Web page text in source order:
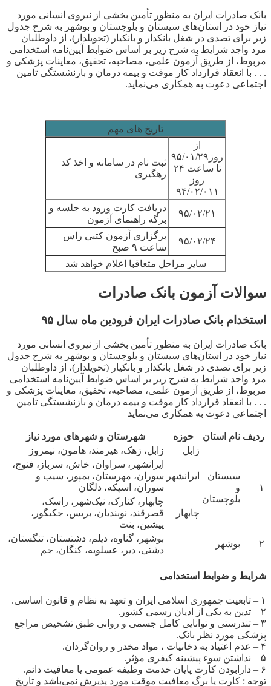
بانک صادرات ایران به منظور تأمین بخشی از نیروی انسانی مورد
نیاز خود در استان‌های سیستان و بلوچستان و بوشهر به شرح جدول
زیر برای تصدی در شغل بانکدار و بانکیار (تحویلدار)، از داوطلبان
مرد واجد شرایط به شرح زیر بر اساس ضوابط آیین‌نامه استخدامی
مربوط، از طریق آزمون علمی، مصاحبه، تحقیق، معاینات پزشکی و
. . . با انعقاد قرارداد کار موقت و بیمه درمان و بازنشستگی تامین
اجتماعی دعوت به همکاری می‌نماید.
تاریخ های مهم
از
روز ۹۵/۰۱/۲۹
تا ساعت ۲۴
روز
۹۴/۰۲/۰۱۱
ثبت نام در سامانه و اخذ کد
رهگیری
۹۵/۰۲/۲۱
دریافت کارت ورود به جلسه و
برگه راهنمای آزمون
۹۵/۰۲/۲۴
برگزاری آزمون کتبی راس
ساعت ۹ صبح
سایر مراحل متعاقبا اعلام خواهد شد
سوالات آزمون بانک صادرات
استخدام بانک صادرات ایران فرودین ماه سال ۹۵
بانک صادرات ایران به منظور تأمین بخشی از نیروی انسانی مورد
نیاز خود در استان‌های سیستان و بلوچستان و بوشهر به شرح جدول
زیر برای تصدی در شغل بانکدار و بانکیار (تحویلدار)، از داوطلبان
مرد واجد شرایط به شرح زیر بر اساس ضوابط آیین‌نامه استخدامی
مربوط، از طریق آزمون علمی، مصاحبه، تحقیق، معاینات پزشکی و
. . . با انعقاد قرارداد کار موقت و بیمه درمان و بازنشستگی تامین
اجتماعی دعوت به همکاری می‌نماید
ردیف نام استان حوزه شهرستان و شهر‌های مورد نیاز
۱
سیستان
و
بلوچستان
زابل زابل، زهک، هیرمند، هامون، نیمروز
ایرانشهر
ایرانشهر، سراوان، خاش، سرباز، فنوج،
سوران، مهرستان، بمپور، سیب و
سوران، اسپکه، دلگان
چابهار
چابهار، کنارک، نیک‌شهر، راسک،
قصرقند، نوبندیان، بریس، جکیگور،
پیشین، بنت
۲
بوشهر ——
بوشهر، گناوه، دیلم، دشتستان، تنگستان،
دشتی، دیر، عسلویه، کنگان، جم
شرایط و ضوابط استخدامی
۱ – تابعیت جمهوری اسلامی ایران و تعهد به نظام و قانون اساسی.
۲ – تدین به یکی از ادیان رسمی کشور.
۳ – تندرستی و توانایی کامل جسمی و روانی طبق تشخیص مراجع
پزشکی مورد نظر بانک.
۴ – عدم اعتیاد به دخانیات ، مواد مخدر و روان‌گردان.
۵ – نداشتن سوء پیشینه کیفری مؤثر.
۶ – دارابودن کارت پایان خدمت وظیفه عمومی یا معافیت دائم.
توجه : کارت یا برگ معافیت موقت مورد پذیرش نمی‌باشد و تاریخ